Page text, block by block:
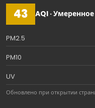
43 AQI · Умеренное
PM2.5
PM10
UV
Обновлено при открытии